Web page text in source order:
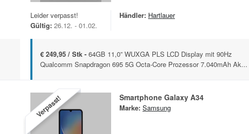
Leider verpasst!
Gültig: 26.12. - 01.02.
Händler: Hartlauer
€ 249,95 / Stk - 64GB 11,0” WUXGA PLS LCD Display mit 90Hz
Qualcomm Snapdragon 695 5G Octa-Core Prozessor 7.040mAh Ak...
Verpasst! Smartphone Galaxy A34
Marke: Samsung